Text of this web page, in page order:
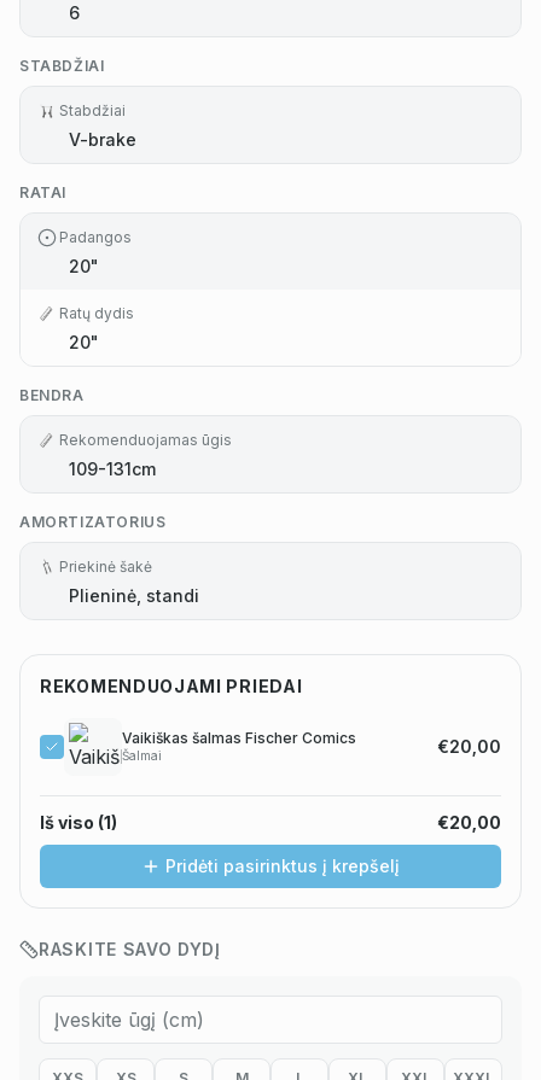
6
STABDŽIAI
Stabdžiai
V-brake
RATAI
Padangos
20"
Ratų dydis
20"
BENDRA
Rekomenduojamas ūgis
109-131cm
AMORTIZATORIUS
Priekinė šakė
Plieninė, standi
REKOMENDUOJAMI PRIEDAI
Vaikiškas šalmas Fischer Comics
Šalmai €20,00
Iš viso (1) €20,00
Pridėti pasirinktus į krepšelį
RASKITE SAVO DYDĮ